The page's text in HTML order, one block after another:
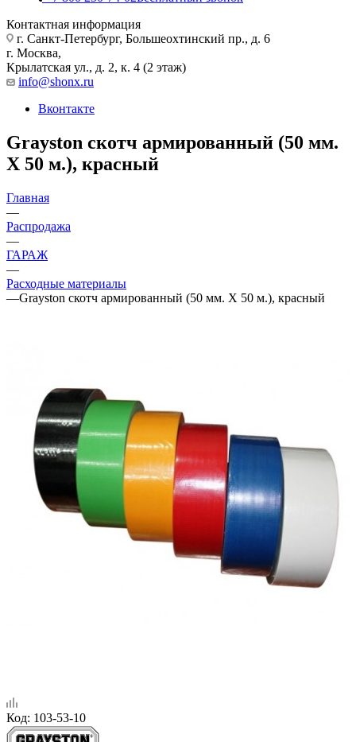
Контактная информация
г. Санкт-Петербург, Большеохтинский пр., д. 6
г. Москва,
Крылатская ул., д. 2, к. 4 (2 этаж)
info@shonx.ru
Вконтакте
Grayston скотч армированный (50 мм.
Х 50 м.), красный
Главная
—
Распродажа
—
ГАРАЖ
—
Расходные материалы
—Grayston скотч армированный (50 мм. Х 50 м.), красный
Код: 103-53-10